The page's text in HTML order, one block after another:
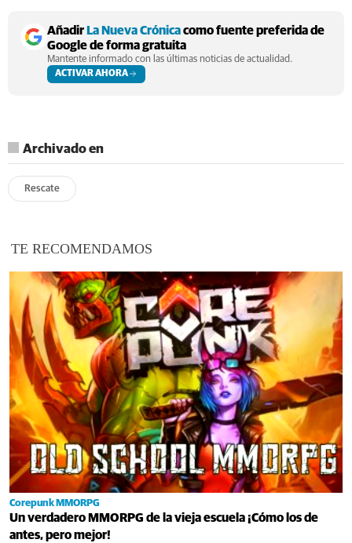
AñadirLa Nueva Crónicacomo fuente preferida de
Google de forma gratuita
Mantente informado con las últimas noticias de actualidad.
ACTIVAR AHORA
Archivado en
Rescate
TE RECOMENDAMOS
Corepunk MMORPG
Un verdadero MMORPG de la vieja escuela ¡Cómo los de
antes, pero mejor!